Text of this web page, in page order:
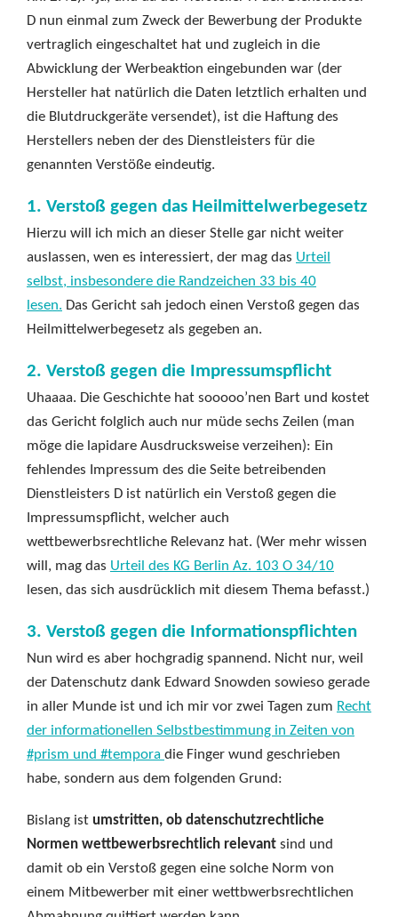
D nun einmal zum Zweck der Bewerbung der Produkte
vertraglich eingeschaltet hat und zugleich in die
Abwicklung der Werbeaktion eingebunden war (der
Hersteller hat natürlich die Daten letztlich erhalten und
die Blutdruckgeräte versendet), ist die Haftung des
Herstellers neben der des Dienstleisters für die
genannten Verstöße eindeutig.
1. Verstoß gegen das Heilmittelwerbegesetz
Hierzu will ich mich an dieser Stelle gar nicht weiter
auslassen, wen es interessiert, der mag das Urteil
selbst, insbesondere die Randzeichen 33 bis 40
lesen. Das Gericht sah jedoch einen Verstoß gegen das
Heilmittelwerbegesetz als gegeben an.
2. Verstoß gegen die Impressumspflicht
Uhaaaa. Die Geschichte hat sooooo’nen Bart und kostet
das Gericht folglich auch nur müde sechs Zeilen (man
möge die lapidare Ausdrucksweise verzeihen): Ein
fehlendes Impressum des die Seite betreibenden
Dienstleisters D ist natürlich ein Verstoß gegen die
Impressumspflicht, welcher auch
wettbewerbsrechtliche Relevanz hat. (Wer mehr wissen
will, mag das Urteil des KG Berlin Az. 103 O 34/10
lesen, das sich ausdrücklich mit diesem Thema befasst.)
3. Verstoß gegen die Informationspflichten
Nun wird es aber hochgradig spannend. Nicht nur, weil
der Datenschutz dank Edward Snowden sowieso gerade
in aller Munde ist und ich mir vor zwei Tagen zum Recht
der informationellen Selbstbestimmung in Zeiten von
#prism und #tempora die Finger wund geschrieben
habe, sondern aus dem folgenden Grund:
Bislang ist umstritten, ob datenschutzrechtliche
Normen wettbewerbsrechtlich relevant sind und
damit ob ein Verstoß gegen eine solche Norm von
einem Mitbewerber mit einer wettbwerbsrechtlichen